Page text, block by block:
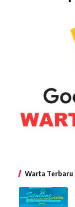
Warta Terbaru